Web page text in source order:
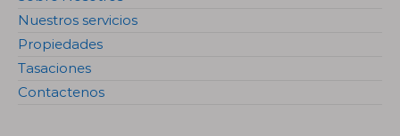
Nuestros servicios
Propiedades
Tasaciones
Contactenos